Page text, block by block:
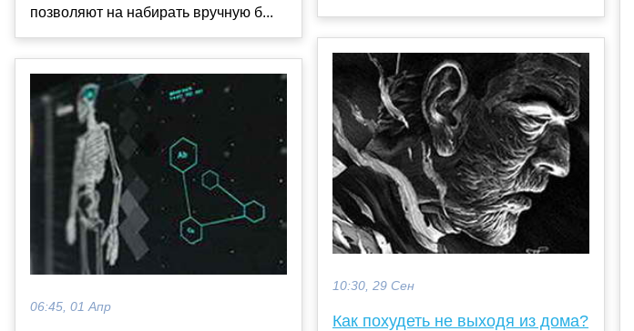
позволяют на набирать вручную б...
06:45, 01 Апр
10:30, 29 Сен
Как похудеть не выходя из дома?